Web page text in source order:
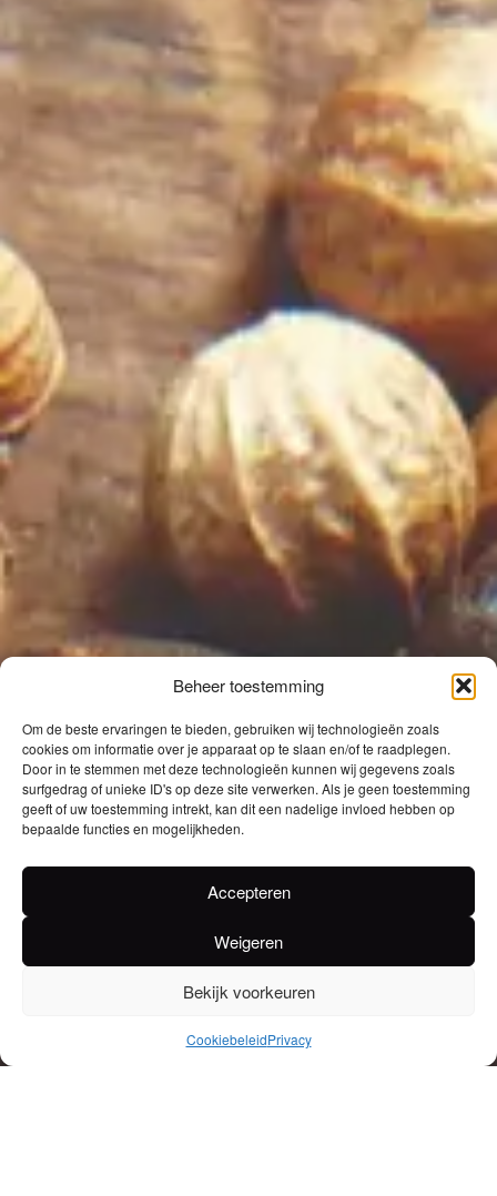
Beheer toestemming
Om de beste ervaringen te bieden, gebruiken wij technologieën zoals
cookies om informatie over je apparaat op te slaan en/of te raadplegen.
Door in te stemmen met deze technologieën kunnen wij gegevens zoals
surfgedrag of unieke ID's op deze site verwerken. Als je geen toestemming
geeft of uw toestemming intrekt, kan dit een nadelige invloed hebben op
bepaalde functies en mogelijkheden.
Accepteren
Weigeren
Bekijk voorkeuren
CookiebeleidPrivacy